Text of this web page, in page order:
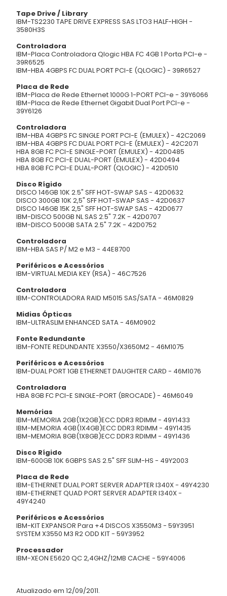
Tape Drive / Library
IBM-TS2230 TAPE DRIVE EXPRESS SAS LTO3 HALF-HIGH -
3580H3S
Controladora
IBM-Placa Controladora Qlogic HBA FC 4GB 1 Porta PCI-e -
39R6525
IBM-HBA 4GBPS FC DUAL PORT PCI-E (QLOGIC) - 39R6527
Placa de Rede
IBM-Placa de Rede Ethernet 1000G 1-PORT PCI-e - 39Y6066
IBM-Placa de Rede Ethernet Gigabit Dual Port PCI-e -
39Y6126
Controladora
IBM-HBA 4GBPS FC SINGLE PORT PCI-E (EMULEX) - 42C2069
IBM-HBA 4GBPS FC DUAL PORT PCI-E (EMULEX) - 42C2071
HBA 8GB FC PCI-E SINGLE-PORT (EMULEX) - 42D0485
HBA 8GB FC PCI-E DUAL-PORT (EMULEX) - 42D0494
HBA 8GB FC PCI-E DUAL-PORT (QLOGIC) - 42D0510
Disco Rígido
DISCO 146GB 10K 2.5" SFF HOT-SWAP SAS - 42D0632
DISCO 300GB 10K 2,5" SFF HOT-SWAP SAS - 42D0637
DISCO 146GB 15K 2,5" SFF HOT-SWAP SAS - 42D0677
IBM-DISCO 500GB NL SAS 2.5" 7.2K - 42D0707
IBM-DISCO 500GB SATA 2.5" 7.2K - 42D0752
Controladora
IBM-HBA SAS P/ M2 e M3 - 44E8700
Periféricos e Acessórios
IBM-VIRTUAL MEDIA KEY (RSA) - 46C7526
Controladora
IBM-CONTROLADORA RAID M5015 SAS/SATA - 46M0829
Midias Ópticas
IBM-ULTRASLIM ENHANCED SATA - 46M0902
Fonte Redundante
IBM-FONTE REDUNDANTE X3550/X3650M2 - 46M1075
Periféricos e Acessórios
IBM-DUAL PORT 1GB ETHERNET DAUGHTER CARD - 46M1076
Controladora
HBA 8GB FC PCI-E SINGLE-PORT (BROCADE) - 46M6049
Memórias
IBM-MEMORIA 2GB(1X2GB)ECC DDR3 RDIMM - 49Y1433
IBM-MEMORIA 4GB(1X4GB)ECC DDR3 RDIMM - 49Y1435
IBM-MEMORIA 8GB(1X8GB)ECC DDR3 RDIMM - 49Y1436
Disco Rígido
IBM-600GB 10K 6GBPS SAS 2.5" SFF SLIM-HS - 49Y2003
Placa de Rede
IBM-ETHERNET DUAL PORT SERVER ADAPTER I340X - 49Y4230
IBM-ETHERNET QUAD PORT SERVER ADAPTER I340X -
49Y4240
Periféricos e Acessórios
IBM-KIT EXPANSOR Para +4 DISCOS X3550M3 - 59Y3951
SYSTEM X3550 M3 R2 ODD KIT - 59Y3952
Processador
IBM-XEON E5620 QC 2,4GHZ/12MB CACHE - 59Y4006
Atualizado em 12/09/2011.